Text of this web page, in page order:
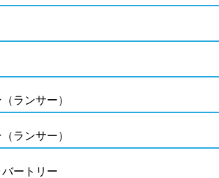
ランサー）
ランサー）
ートリー